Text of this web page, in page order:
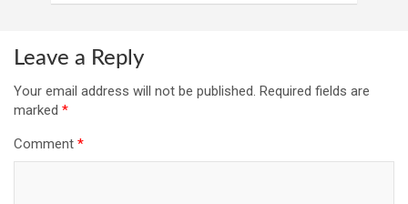
Leave a Reply
Your email address will not be published. Required fields are
marked *
Comment *